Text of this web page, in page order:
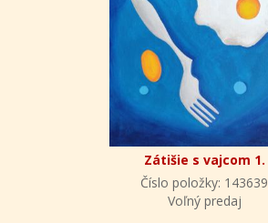
Zátišie s vajcom 1.
Číslo položky: 143639
Voľný predaj